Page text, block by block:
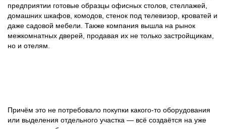
предприятии готовые образцы офисных столов, стеллажей,
домашних шкафов, комодов, стенок под телевизор, кроватей и
даже садовой мебели. Также компания вышла на рынок
межкомнатных дверей, продавая их не только застройщикам,
но и отелям.
Причём это не потребовало покупки какого-то оборудования
или выделения отдельного участка — всё создаётся на уже